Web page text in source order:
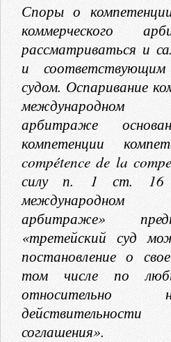
Споры о
коммерческого
рассматриваться и
и соответствующим
судом. Оспаривание
международном
арбитраже
компетенции
compétence de la
силу п. 1 ст. 16
международном
арбитраже»
«третейский суд
постановление о
том числе по
относительно
соглашения».